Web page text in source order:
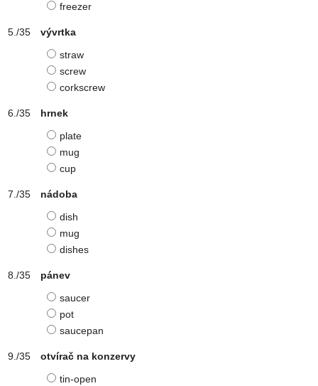
freezer
vývrtka
straw
screw
corkscrew
hrnek
plate
mug
cup
nádoba
dish
mug
dishes
pánev
saucer
pot
saucepan
otvírač na konzervy
tin-open